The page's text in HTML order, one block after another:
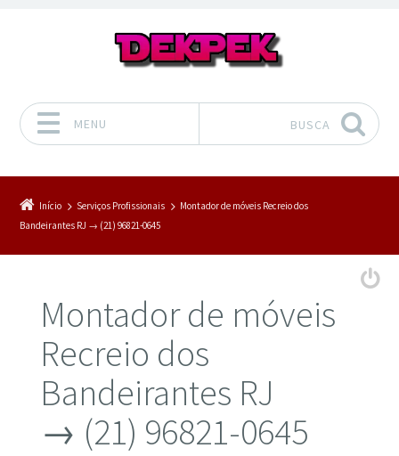
MENU BUSCA
Início Serviços Profissionais
Montador de móveis Recreio dos
Bandeirantes RJ → (21) 96821-0645
Montador de móveis
Recreio dos
Bandeirantes RJ
→ (21) 96821-0645